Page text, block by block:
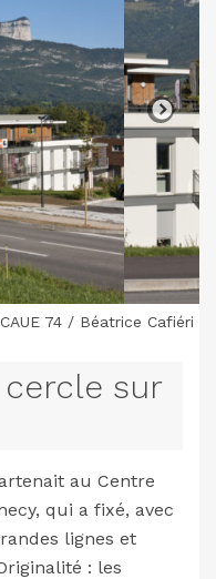
74 / Béatrice Cafiéri
sur
au Centre
qui a fixé, avec
lignes et
: les